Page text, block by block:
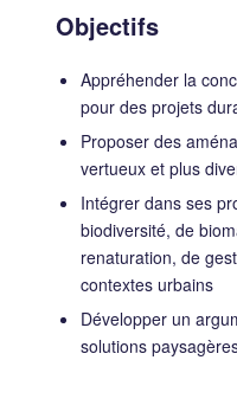
Objectifs
Appréhender la
pour des projets
Proposer des
vertueux et plus
Intégrer dans ses
biodiversité, de
renaturation, de
contextes urbains
Développer un
solutions